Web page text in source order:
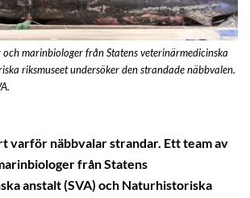
marinbiologer från Statens veterinärmedicinska
riksmuseet undersöker den strandade näbbvalen.
varför näbbvalar strandar. Ett team av
från Statens
anstalt (SVA) och Naturhistoriska